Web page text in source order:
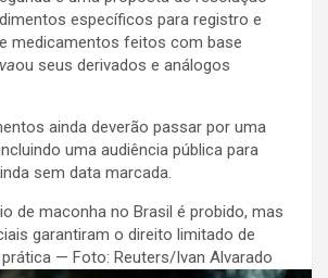
específicos para registro e
medicamentos feitos com base
ou seus derivados e análogos
ainda deverão passar por uma
uma audiência pública para
sem data marcada.